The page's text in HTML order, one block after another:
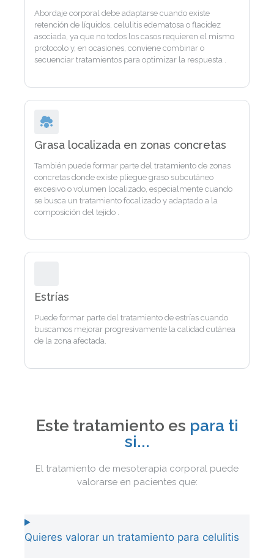
Abordaje corporal debe adaptarse cuando existe
retención de líquidos, celulitis edematosa o flacidez
asociada, ya que no todos los casos requieren el mismo
protocolo y, en ocasiones, conviene combinar o
secuenciar tratamientos para optimizar la respuesta .
Grasa localizada en zonas concretas
También puede formar parte del tratamiento de zonas
concretas donde existe pliegue graso subcutáneo
excesivo o volumen localizado, especialmente cuando
se busca un tratamiento focalizado y adaptado a la
composición del tejido .
Estrías
Puede formar parte del tratamiento de estrías cuando
buscamos mejorar progresivamente la calidad cutánea
de la zona afectada.
Este tratamiento es para ti
si...
El tratamiento de mesoterapia corporal puede
valorarse en pacientes que:
Quieres valorar un tratamiento para celulitis